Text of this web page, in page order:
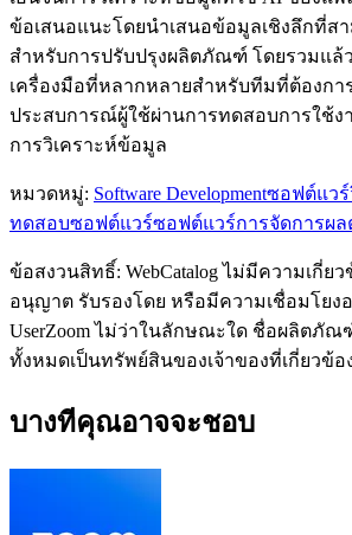
ข้อเสนอแนะโดยนำเสนอข้อมูลเชิงลึกที่ส
สำหรับการปรับปรุงผลิตภัณฑ์ โดยรวมแล้ว
เครื่องมือที่หลากหลายสำหรับทีมที่ต้องกา
ประสบการณ์ผู้ใช้ผ่านการทดสอบการใช้
การวิเคราะห์ข้อมูล
หมวดหมู่: Software Developmentซอฟต์แวร์
ทดสอบซอฟต์แวร์ซอฟต์แวร์การจัดการผ
ข้อสงวนสิทธิ์: WebCatalog ไม่มีความเกี่ย
อนุญาต รับรองโดย หรือมีความเชื่อมโยง
UserZoom ไม่ว่าในลักษณะใด ชื่อผลิตภั
ทั้งหมดเป็นทรัพย์สินของเจ้าของที่เกี่ยวข้อ
บางทีคุณอาจจะชอบ